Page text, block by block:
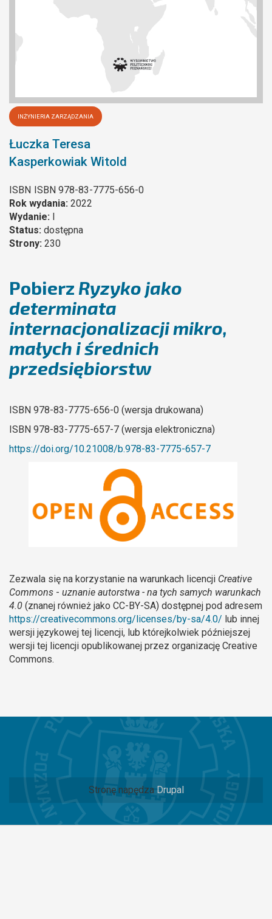
INŻYNIERIA ZARZĄDZANIA
Łuczka Teresa
Kasperkowiak Witold
ISBN
ISBN 978-83-7775-656-0
Rok wydania: 2022
Wydanie:
Status: dostępna
Strony: 230
Pobierz Ryzyko jako
determinata
internacjonalizacji mikro,
małych i średnich
przedsiębiorstw
ISBN 978-83-7775-656-0 (wersja drukowana)
ISBN 978-83-7775-657-7 (wersja elektroniczna)
https://doi.org/10.21008/b.978-83-7775-657-7
Zezwala się na korzystanie na warunkach licencji Creative
Commons - uznanie autorstwa - na tych samych warunkach
4.0 (znanej również jako CC-BY-SA) dostępnej pod adresem
https://creativecommons.org/licenses/by-sa/4.0/ lub innej
wersji językowej tej licencji, lub którejkolwiek późniejszej
wersji tej licencji opublikowanej przez organizację Creative
Commons.
Stronę napędza Drupal